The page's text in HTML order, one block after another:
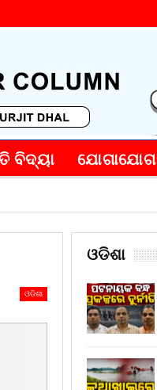
ବିଦ୍ୟା ଯୋଗାଯୋଗ
ଓଡିଶା
ଓଡିଶା